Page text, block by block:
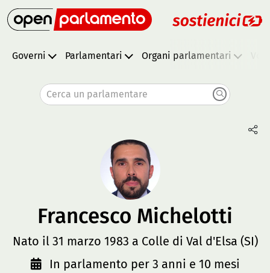
Governi Parlamentari Organi parlamentari
Cerca un parlamentare
Francesco Michelotti
Nato il 31 marzo 1983 a Colle di Val d'Elsa (SI)
In parlamento per 3 anni e 10 mesi